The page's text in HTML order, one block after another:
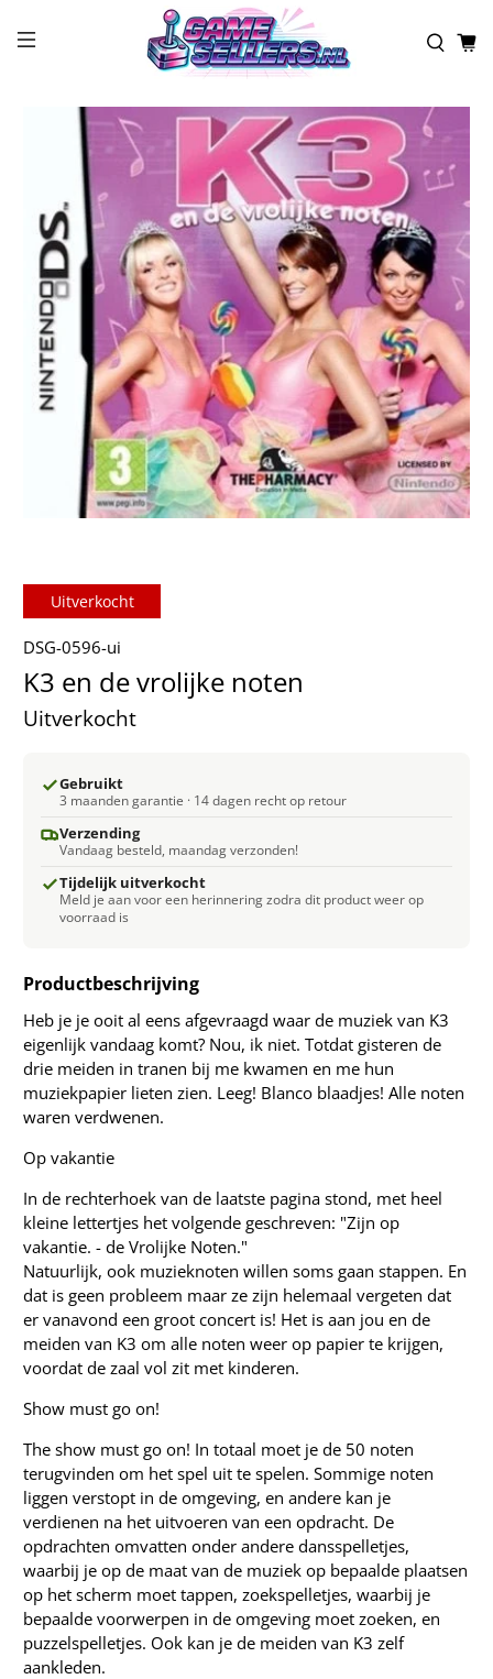
Uitverkocht
DSG-0596-ui
K3 en de vrolijke noten
Uitverkocht
Gebruikt
3 maanden garantie · 14 dagen recht op retour
Verzending
Vandaag besteld, maandag verzonden!
Tijdelijk uitverkocht
Meld je aan voor een herinnering zodra dit product weer op
voorraad is
Productbeschrijving
Heb je je ooit al eens afgevraagd waar de muziek van K3
eigenlijk vandaag komt? Nou, ik niet. Totdat gisteren de
drie meiden in tranen bij me kwamen en me hun
muziekpapier lieten zien. Leeg! Blanco blaadjes! Alle noten
waren verdwenen.
Op vakantie
In de rechterhoek van de laatste pagina stond, met heel
kleine lettertjes het volgende geschreven: "Zijn op
vakantie. - de Vrolijke Noten."
Natuurlijk, ook muzieknoten willen soms gaan stappen. En
dat is geen probleem maar ze zijn helemaal vergeten dat
er vanavond een groot concert is! Het is aan jou en de
meiden van K3 om alle noten weer op papier te krijgen,
voordat de zaal vol zit met kinderen.
Show must go on!
The show must go on! In totaal moet je de 50 noten
terugvinden om het spel uit te spelen. Sommige noten
liggen verstopt in de omgeving, en andere kan je
verdienen na het uitvoeren van een opdracht. De
opdrachten omvatten onder andere dansspelletjes,
waarbij je op de maat van de muziek op bepaalde plaatsen
op het scherm moet tappen, zoekspelletjes, waarbij je
bepaalde voorwerpen in de omgeving moet zoeken, en
puzzelspelletjes. Ook kan je de meiden van K3 zelf
aankleden.